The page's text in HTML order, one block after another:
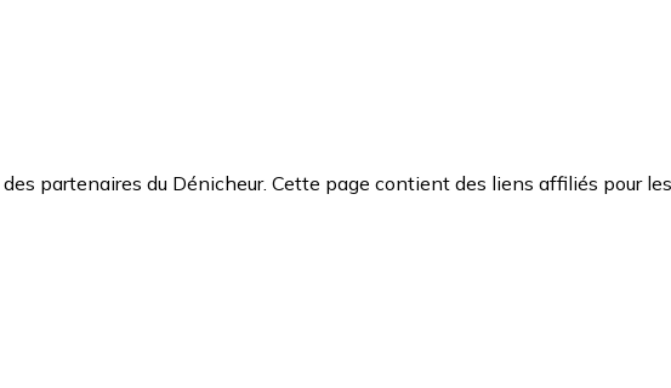
partenaires du Dénicheur. Cette page contient des liens affiliés pour